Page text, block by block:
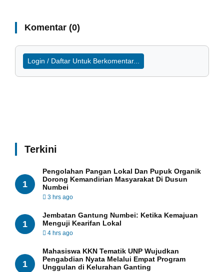
Komentar (0)
Login / Daftar Untuk Berkomentar...
Terkini
1
Pengolahan Pangan Lokal Dan Pupuk Organik
Dorong Kemandirian Masyarakat Di Dusun
Numbei
3 hrs ago
1
Jembatan Gantung Numbei: Ketika Kemajuan
Menguji Kearifan Lokal
4 hrs ago
1
Mahasiswa KKN Tematik UNP Wujudkan
Pengabdian Nyata Melalui Empat Program
Unggulan di Kelurahan Ganting